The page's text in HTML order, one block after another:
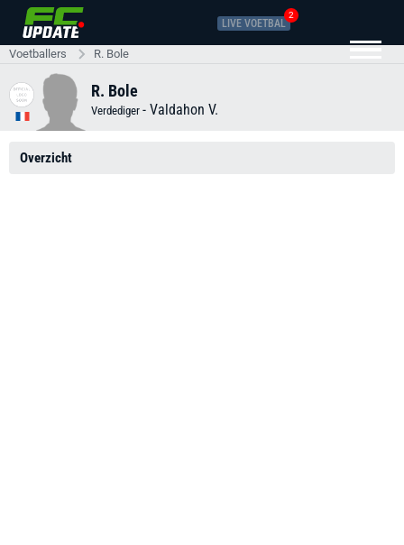
LIVE VOETBAL
2
Voetballers R. Bole
R. Bole
Verdediger - Valdahon V.
Overzicht